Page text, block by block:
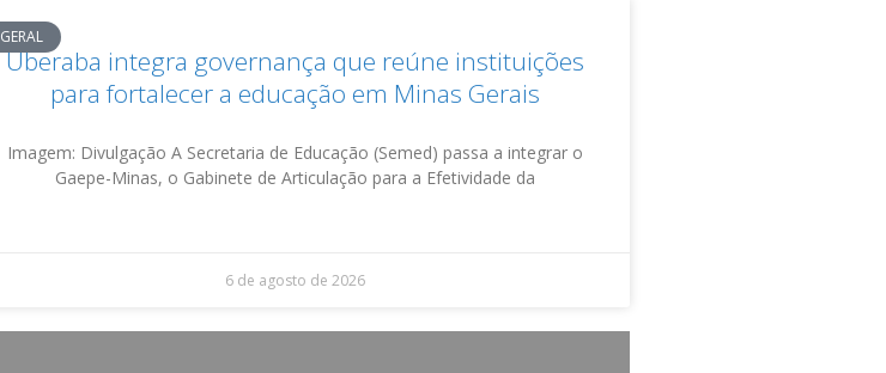
GERAL
Uberaba integra governança que reúne instituições
para fortalecer a educação em Minas Gerais
Imagem: Divulgação A Secretaria de Educação (Semed) passa a integrar o
Gaepe-Minas, o Gabinete de Articulação para a Efetividade da
6 de agosto de 2026